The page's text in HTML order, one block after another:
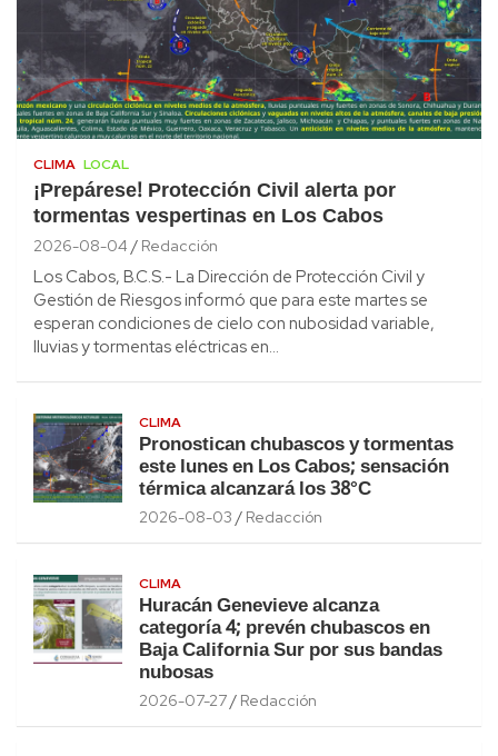
CLIMA LOCAL
¡Prepárese! Protección Civil alerta por
tormentas vespertinas en Los Cabos
2026-08-04 Redacción
Los Cabos, B.C.S.- La Dirección de Protección Civil y
Gestión de Riesgos informó que para este martes se
esperan condiciones de cielo con nubosidad variable,
lluvias y tormentas eléctricas en…
CLIMA
Pronostican chubascos y tormentas
este lunes en Los Cabos; sensación
térmica alcanzará los 38°C
2026-08-03 Redacción
CLIMA
Huracán Genevieve alcanza
categoría 4; prevén chubascos en
Baja California Sur por sus bandas
nubosas
2026-07-27 Redacción